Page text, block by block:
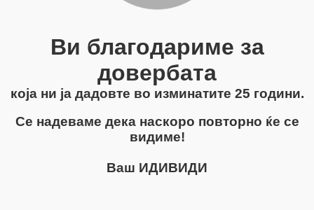
Ви благодариме за
довербата
која ни ја дадовте во изминатите 25 години.
Се надеваме дека наскоро повторно ќе се
видиме!
Ваш ИДИВИДИ